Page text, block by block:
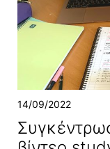
14/09/2022